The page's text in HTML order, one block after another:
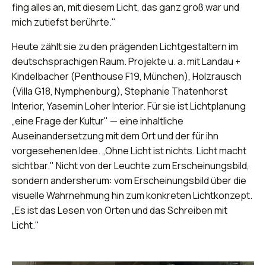
fing alles an, mit diesem Licht, das ganz groß war und
mich zutiefst berührte."
Heute zählt sie zu den prägenden Lichtgestaltern im
deutschsprachigen Raum. Projekte u. a. mit Landau +
Kindelbacher (Penthouse F19, München), Holzrausch
(Villa G18, Nymphenburg), Stephanie Thatenhorst
Interior, Yasemin Loher Interior. Für sie ist Lichtplanung
„eine Frage der Kultur" — eine inhaltliche
Auseinandersetzung mit dem Ort und der für ihn
vorgesehenen Idee. „Ohne Licht ist nichts. Licht macht
sichtbar." Nicht von der Leuchte zum Erscheinungsbild,
sondern andersherum: vom Erscheinungsbild über die
visuelle Wahrnehmung hin zum konkreten Lichtkonzept.
„Es ist das Lesen von Orten und das Schreiben mit
Licht."